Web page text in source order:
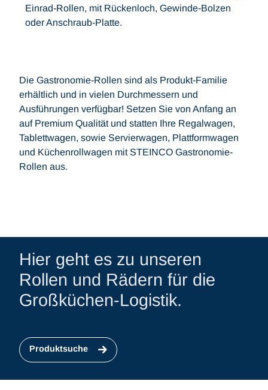
Einrad-Rollen, mit Rückenloch, Gewinde-Bolzen
oder Anschraub-Platte.
Die Gastronomie-Rollen sind als Produkt-Familie
erhältlich und in vielen Durchmessern und
Ausführungen verfügbar! Setzen Sie von Anfang an
auf Premium Qualität und statten Ihre Regalwagen,
Tablettwagen, sowie Servierwagen, Plattformwagen
und Küchenrollwagen mit STEINCO Gastronomie-
Rollen aus.
Hier geht es zu unseren
Rollen und Rädern für die
Großküchen-Logistik.
Produktsuche